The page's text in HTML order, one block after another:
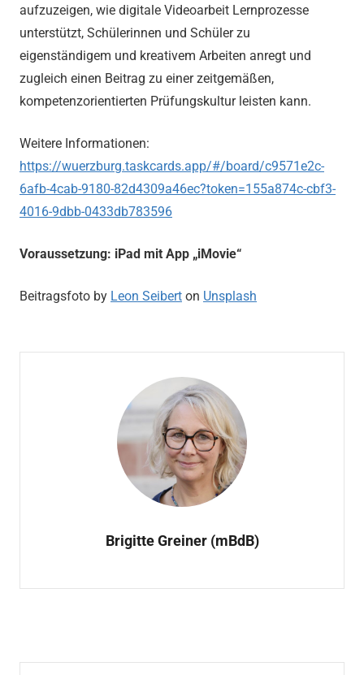
aufzuzeigen, wie digitale Videoarbeit Lernprozesse
unterstützt, Schülerinnen und Schüler zu
eigenständigem und kreativem Arbeiten anregt und
zugleich einen Beitrag zu einer zeitgemäßen,
kompetenzorientierten Prüfungskultur leisten kann.
Weitere Informationen:
https://wuerzburg.taskcards.app/#/board/c9571e2c-
6afb-4cab-9180-82d4309a46ec?token=155a874c-cbf3-
4016-9dbb-0433db783596
Voraussetzung: iPad mit App „iMovie“
Beitragsfoto by Leon Seibert on Unsplash
Brigitte Greiner (mBdB)